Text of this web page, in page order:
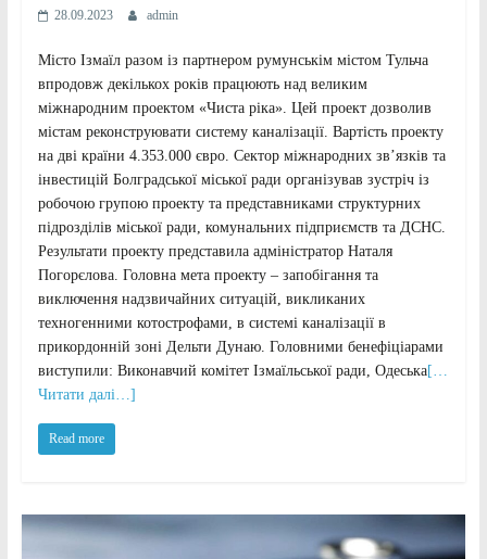
28.09.2023 admin
Місто Ізмаїл разом із партнером румунськім містом Тульча
впродовж декількох років працюють над великим
міжнародним проектом «Чиста ріка». Цей проект дозволив
містам реконструювати систему каналізації. Вартість проекту
на дві країни 4.353.000 євро. Сектор міжнародних зв’язків та
інвестицій Болградської міської ради організував зустріч із
робочою групою проекту та представниками структурних
підрозділів міської ради, комунальних підприємств та ДСНС.
Результати проекту представила адміністратор Наталя
Погорєлова. Головна мета проекту – запобігання та
виключення надзвичайних ситуацій, викликаних
техногенними котострофами, в системі каналізації в
прикордонній зоні Дельти Дунаю. Головними бенефіціарами
виступили: Виконавчий комітет Ізмаїльської ради, Одеська[…
Читати далі…]
Read more